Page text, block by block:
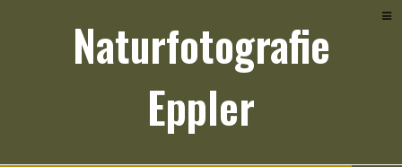
Naturfotografie
Eppler